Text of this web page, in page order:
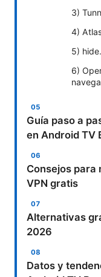
3)
4)
5)
6)
Guía paso a
en Android TV
Consejos para
VPN gratis
Alternativas
2026
Datos y